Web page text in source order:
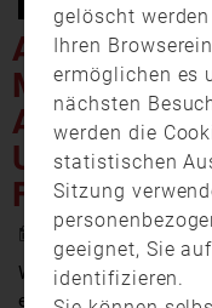
AUS DEM
9. Mai 2024 18:48
Wenn es brennt, ein
einer stürmischen
gelöscht
Ihren
ermöglichen es
nächsten
werden die
statistischen
Sitzung
geeignet, Sie
identifizieren.